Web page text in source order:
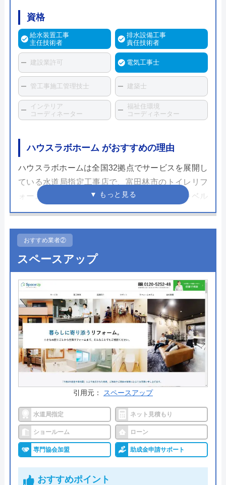
資格
給水装置工事
主任技術者
排水設備工事
責任技術者
建設業許可 電気工事士
管工事施工管理技士 建築士
インテリア
コーディネーター
福祉住環境
コーディネーター
ハウスラボホーム がおすすめの理由
ハウスラボホームは全国32拠点でサービスを展開し
ている水道局指定工事店で、富田林市のトイレリフ
ォーム・交換にも対応しています。スタッフレベル
が高く、個人宅だけでなく企業実績も豊富なため安
ホームページで表示されている価格は、商品代金・
工事費・処分費などすべてを含んだ最終金額となっ
ており、表示価格以外は一切かからないので安心で
出張料金や見積もり料金はかからず、トイレ交換で
はかかせない「排水形式の確認」や「取付可能トイ
レの紹介」も無料で行ってくれるので、まずは気軽
に相談してみてはいかがでしょうか。
料金詳細を見る
今すぐ電話で相談する
0120-221-611
受付時間： 24時間
ハウスラボホーム の基本情報
おすすめ業者②
スペースアップ
引用元： スペースアップ
水道局指定 ネット見積もり
ショールーム ローン
専門協会加盟 助成金申請サポート
おすすめポイント